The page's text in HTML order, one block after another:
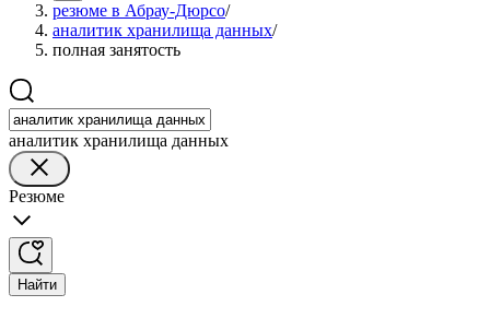
резюме в Абрау-Дюрсо/
аналитик хранилища данных/
полная занятость
аналитик хранилища данных
Резюме
Найти